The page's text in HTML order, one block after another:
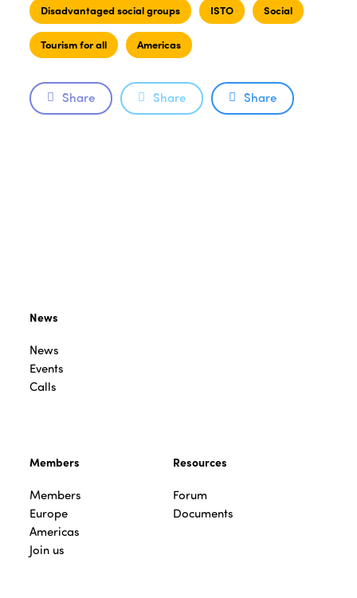
Disadvantaged social groups ISTO Social
Tourism for all Americas
Share Share Share
News
News
Events
Calls
Members
Members
Europe
Americas
Join us
Resources
Forum
Documents